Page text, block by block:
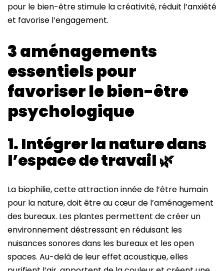
pour le bien-être stimule la créativité, réduit l’anxiété
et favorise l’engagement.
3 aménagements
essentiels pour
favoriser le bien-être
psychologique
1. Intégrer la nature dans
l’espace de travail🌿
La biophilie, cette attraction innée de l’être humain
pour la nature, doit être au cœur de l’aménagement
des bureaux. Les plantes permettent de créer un
environnement déstressant en réduisant les
nuisances sonores dans les bureaux et les open
spaces. Au-delà de leur effet acoustique, elles